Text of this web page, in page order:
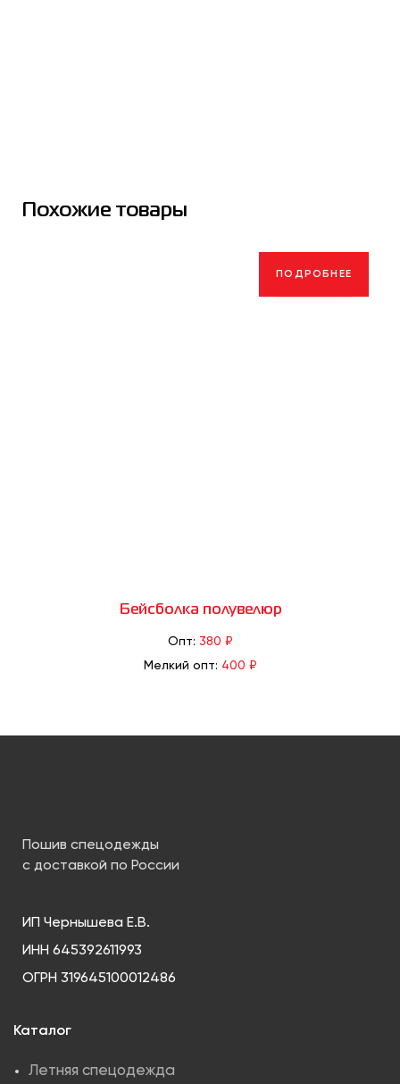
Похожие товары
Бейсболка полувелюр
Опт: 380 ₽
Мелкий опт: 400 ₽
ПОДРОБНЕЕ
Пошив спецодежды
с доставкой по России
ИП Чернышева Е.В.
ИНН 645392611993
ОГРН 319645100012486
Каталог
Летняя спецодежда